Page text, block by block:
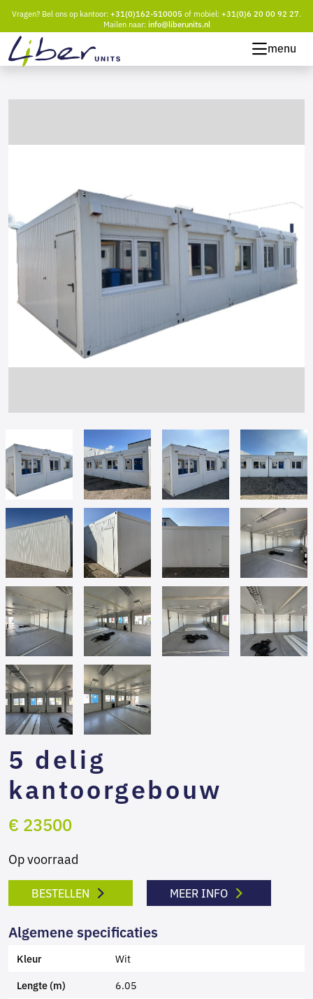
Vragen? Bel ons op kantoor:+31(0)162-510005 of mobiel:+31(0)6 20 00 92 27.
Mailen naar:info@liberunits.nl
menu
5 delig
kantoorgebouw
€ 23500
Op voorraad
BESTELLEN MEER INFO
Algemene specificaties
Kleur Wit
Lengte (m) 6.05